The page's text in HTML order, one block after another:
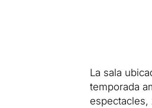
La sala
temporada
espectacles,